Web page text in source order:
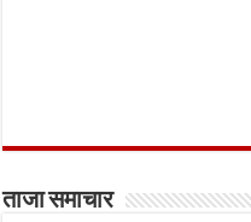
ताजा समाचार